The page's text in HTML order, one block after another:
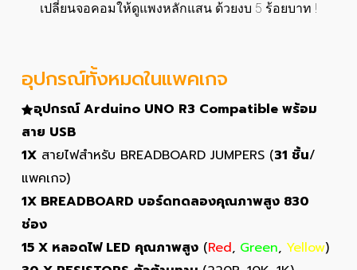
เปลี่ยนจอคอมให้ดูแพงหลักแสน ด้วยงบ 5 ร้อยบาท !
อุปกรณ์ทั้งหมดในแพคเกจ
อุปกรณ์ Arduino UNO R3 Compatible พร้อม
สาย USB
1X สายไฟสำหรับ BREADBOARD JUMPERS (31 ชิ้น/
แพคเกจ)
1X BREADBOARD บอร์ดทดลองคุณภาพสูง 830
ช่อง
15 X หลอดไฟ LED คุณภาพสูง (Red, Green, Yellow)